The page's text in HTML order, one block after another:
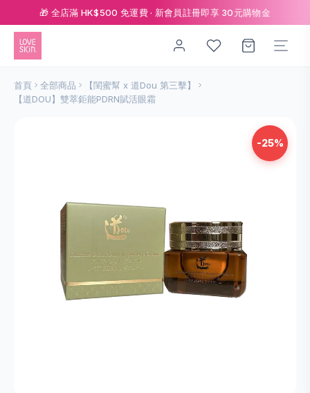
🎁 全店滿 HK$500 免運費 · 新會員註冊即享 30元購物金
首頁 全部商品
【閨蜜幫 x 道Dou 第三擊】
【道DOU】雙萃鉅能PDRN賦活眼霜
-25%